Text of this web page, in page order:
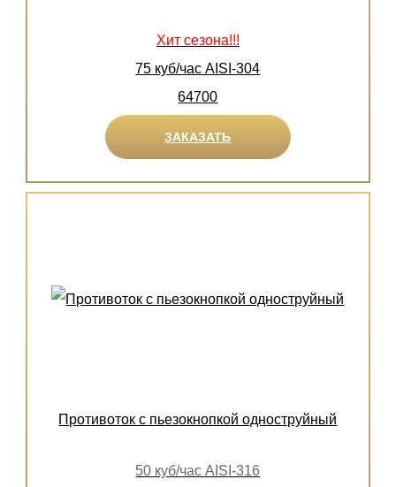
Хит сезона!!!
75 куб/час AISI-304
64700
ЗАКАЗАТЬ
Противоток с пьезокнопкой одноструйный
50 куб/час AISI-316